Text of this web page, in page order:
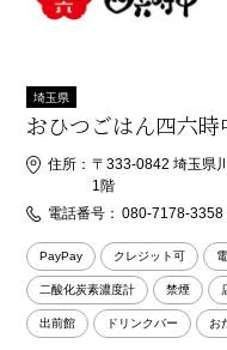
埼玉県
おひつごはん四六
住所： 〒333-0842 埼玉県
1階
電話番号： 080-7178-3358
PayPay クレジット可
二酸化炭素濃度計 禁煙
出前館 ドリンクバー お